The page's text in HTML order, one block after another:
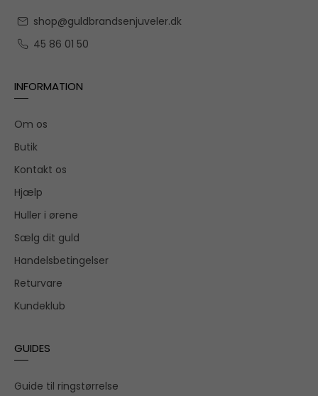
shop@guldbrandsenjuveler.dk
45 86 01 50
INFORMATION
Om os
Butik
Kontakt os
Hjælp
Huller i ørene
Sælg dit guld
Handelsbetingelser
Returvare
Kundeklub
GUIDES
Guide til ringstørrelse